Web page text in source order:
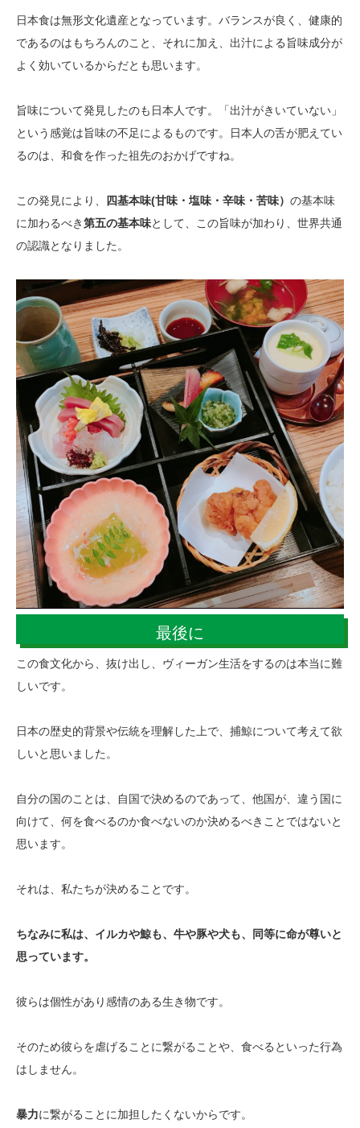
日本食は無形文化遺産となっています。 バランスが良く、健康的
であるのはもちろんのこと、それに加え、出汁による 旨味成分が
よく効いているからだとも思います。
旨味について発見したのも日本人です。「出汁がきいていない」
という感覚は旨味の不足によるものです。日本人の舌が肥えてい
るのは、和食を作った祖先のおかげですね。
この発見により、 四基本味(甘味・塩味・辛味・苦味） の基本味
に加わるべき第五の基本味として、この旨味が加わり、世界共通
の認識となりました。
最後に
この食文化から、抜け出し、ヴィーガン生活をするのは本当に難
しいです。
日本の歴史的背景や伝統を理解した上で、捕鯨について考えて欲
しいと思いました。
自分の国のことは、自国で決めるのであって、他国が、違う国に
向けて、何を食べるのか食べないのか決めるべきことではないと
思います。
それは、私たちが決めることです。
ちなみに私は、イルカや鯨も、牛や豚や犬も、同等に命が尊いと
思っています。
彼らは個性があり感情のある生き物です。
そのため彼らを虐げることに繋がることや、食べるといった行為
はしません。
暴力に繋がることに加担したくないからです。